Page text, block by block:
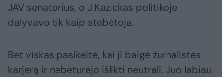
JAV senatorius, o J.Kazickas politikoje
dalyvavo tik kaip stebėtoja.
Bet viskas pasikeitė, kai ji baigė žurnalistės
karjerą ir nebeturėjo išlikti neutrali. Juo labiau